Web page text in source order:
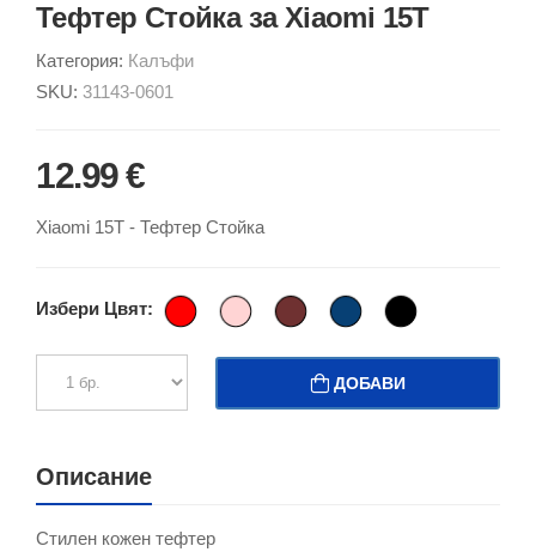
Тефтер Стойка за Xiaomi 15T
Категория: Калъфи
SKU: 31143-0601
12.99 €
Xiaomi 15T - Тефтер Стойка
Избери Цвят:
ДОБАВИ
Описание
Стилен кожен тефтер